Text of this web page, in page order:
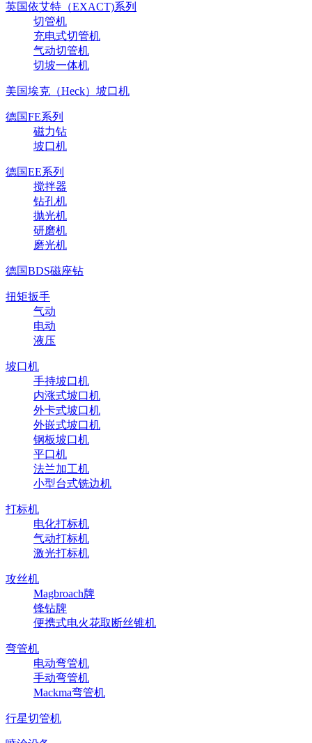
英国依艾特（EXACT)系列
切管机
充电式切管机
气动切管机
切坡一体机
美国埃克（Heck）坡口机
德国FE系列
磁力钻
坡口机
德国EE系列
搅拌器
钻孔机
抛光机
研磨机
磨光机
德国BDS磁座钻
扭矩扳手
气动
电动
液压
坡口机
手持坡口机
内涨式坡口机
外卡式坡口机
外嵌式坡口机
钢板坡口机
平口机
法兰加工机
小型台式铣边机
打标机
电化打标机
气动打标机
激光打标机
攻丝机
Magbroach牌
锋钻牌
便携式电火花取断丝锥机
弯管机
电动弯管机
手动弯管机
Mackma弯管机
行星切管机